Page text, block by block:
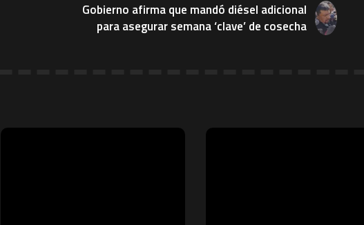
Gobierno afirma que mandó diésel adicional
para asegurar semana ‘clave’ de cosecha